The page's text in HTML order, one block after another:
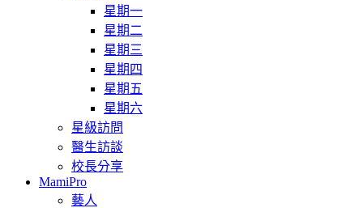
星期一
星期二
星期三
星期四
星期五
星期六
星級訪問
醫生訪談
校長分享
MamiPro
藝人